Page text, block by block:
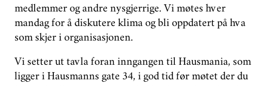
NORWEGIAN
medlemmer og andre nysgjerrige. Vi møtes hver
mandag for å diskutere klima og bli oppdatert på hva
som skjer i organisasjonen.
Vi setter ut tavla foran inngangen til Hausmania, som
ligger i Hausmanns gate 34, i god tid før møtet der du